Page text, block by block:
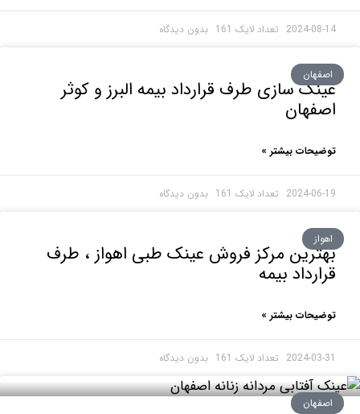
2024- بدون دیدگاه
سازی طرف قرارداد بیمه البرز و کوثر
بیشتر »
2024- بدون دیدگاه
مرکز فروش عینک طبی اهواز ، طرف
بیمه
بیشتر »
2024- بدون دیدگاه